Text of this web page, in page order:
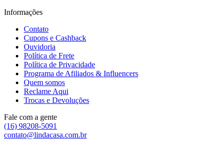
Informações
Contato
Cupons e Cashback
Ouvidoria
Política de Frete
Política de Privacidade
Programa de Afiliados & Influencers
Quem somos
Reclame Aqui
Trocas e Devoluções
Fale com a gente
(16) 98208-5091
contato@lindacasa.com.br